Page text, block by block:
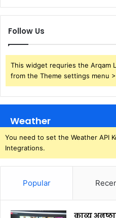
Follow Us
This widget requries the Arqam
from the Theme settings menu
Weather
You need to set the Weather API
Integrations.
Popular
काव्य